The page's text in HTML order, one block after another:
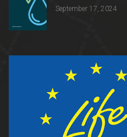
September 17, 2024